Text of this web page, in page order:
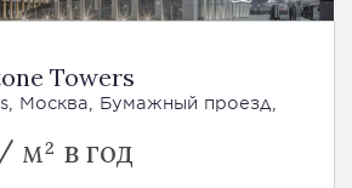
Towers
Москва, Бумажный проезд,
м² в год